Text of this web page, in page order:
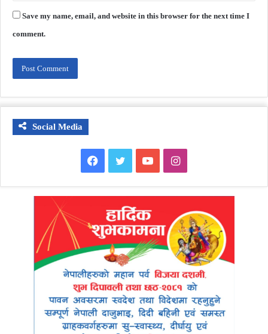
Save my name, email, and website in this browser for the next time I
comment.
Social Media
FacebookTwitterYouTubeInstagram